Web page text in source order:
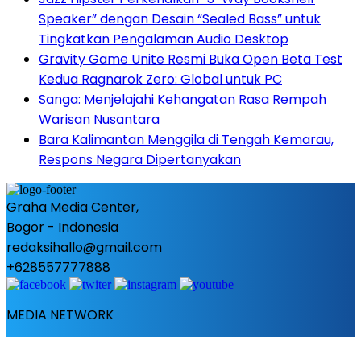
Speaker” dengan Desain “Sealed Bass” untuk
Tingkatkan Pengalaman Audio Desktop
Gravity Game Unite Resmi Buka Open Beta Test
Kedua Ragnarok Zero: Global untuk PC
Sanga: Menjelajahi Kehangatan Rasa Rempah
Warisan Nusantara
Bara Kalimantan Menggila di Tengah Kemarau,
Respons Negara Dipertanyakan
Graha Media Center,
Bogor - Indonesia
redaksihallo@gmail.com
+628557777888
MEDIA NETWORK